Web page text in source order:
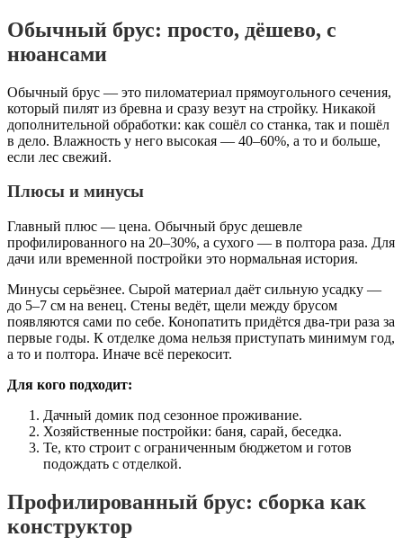
Обычный брус: просто, дёшево, с
нюансами
Обычный брус — это пиломатериал прямоугольного сечения,
который пилят из бревна и сразу везут на стройку. Никакой
дополнительной обработки: как сошёл со станка, так и пошёл
в дело. Влажность у него высокая — 40–60%, а то и больше,
если лес свежий.
Плюсы и минусы
Главный плюс — цена. Обычный брус дешевле
профилированного на 20–30%, а сухого — в полтора раза. Для
дачи или временной постройки это нормальная история.
Минусы серьёзнее. Сырой материал даёт сильную усадку —
до 5–7 см на венец. Стены ведёт, щели между брусом
появляются сами по себе. Конопатить придётся два-три раза за
первые годы. К отделке дома нельзя приступать минимум год,
а то и полтора. Иначе всё перекосит.
Для кого подходит:
Дачный домик под сезонное проживание.
Хозяйственные постройки: баня, сарай, беседка.
Те, кто строит с ограниченным бюджетом и готов
подождать с отделкой.
Профилированный брус: сборка как
конструктор